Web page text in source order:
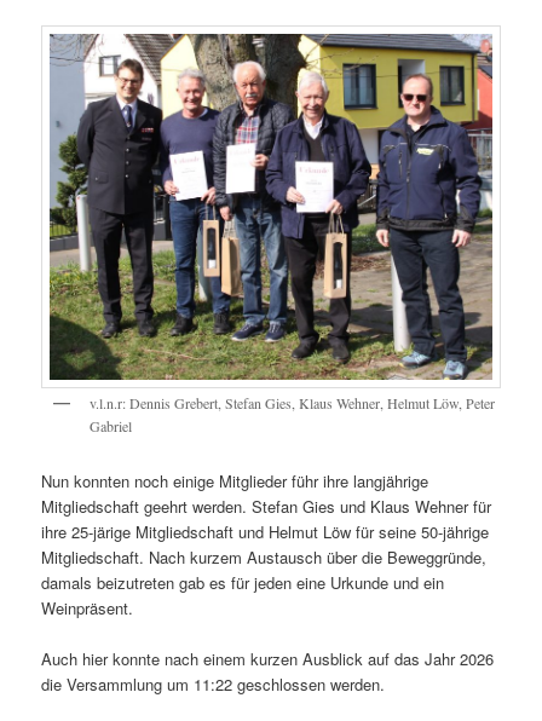
v.l.n.r: Dennis Grebert, Stefan Gies, Klaus Wehner, Helmut Löw, Peter
Gabriel
Nun konnten noch einige Mitglieder führ ihre langjährige
Mitgliedschaft geehrt werden. Stefan Gies und Klaus Wehner für
ihre 25-järige Mitgliedschaft und Helmut Löw für seine 50-jährige
Mitgliedschaft. Nach kurzem Austausch über die Beweggründe,
damals beizutreten gab es für jeden eine Urkunde und ein
Weinpräsent.
Auch hier konnte nach einem kurzen Ausblick auf das Jahr 2026
die Versammlung um 11:22 geschlossen werden.